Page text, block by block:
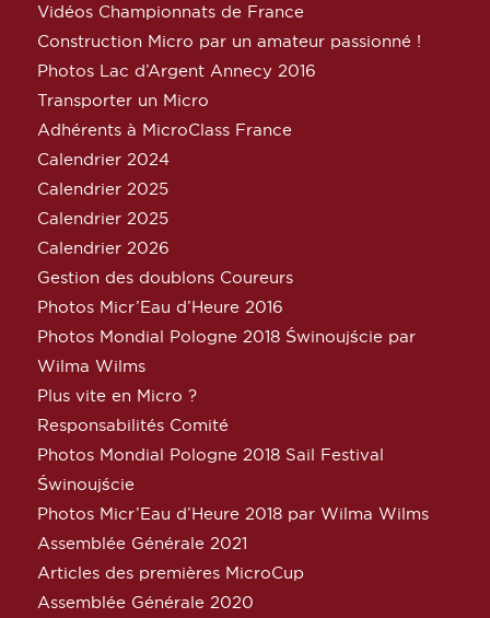
Vidéos Championnats de France
Construction Micro par un amateur passionné !
Photos Lac d’Argent Annecy 2016
Transporter un Micro
Adhérents à MicroClass France
Calendrier 2024
Calendrier 2025
Calendrier 2025
Calendrier 2026
Gestion des doublons Coureurs
Photos Micr’Eau d’Heure 2016
Photos Mondial Pologne 2018 Świnoujście par
Wilma Wilms
Plus vite en Micro ?
Responsabilités Comité
Photos Mondial Pologne 2018 Sail Festival
Świnoujście
Photos Micr’Eau d’Heure 2018 par Wilma Wilms
Assemblée Générale 2021
Articles des premières MicroCup
Assemblée Générale 2020